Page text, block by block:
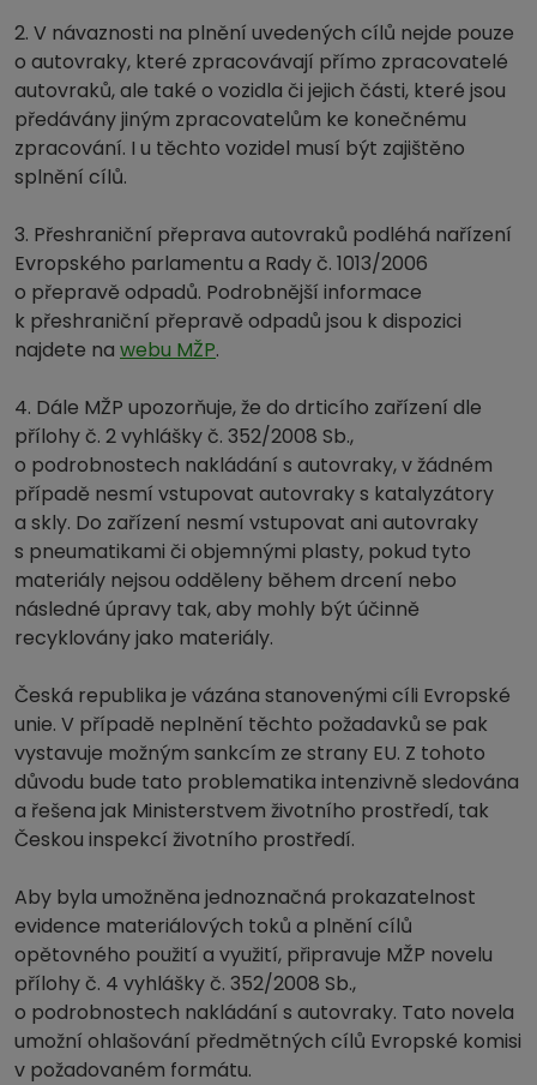
2. V návaznosti na plnění uvedených cílů nejde pouze
o autovraky, které zpracovávají přímo zpracovatelé
autovraků, ale také o vozidla či jejich části, které jsou
předávány jiným zpracovatelům ke konečnému
zpracování. I u těchto vozidel musí být zajištěno
splnění cílů.
3. Přeshraniční přeprava autovraků podléhá nařízení
Evropského parlamentu a Rady č. 1013/2006
o přepravě odpadů. Podrobnější informace
k přeshraniční přepravě odpadů jsou k dispozici
najdete na webu MŽP.
4. Dále MŽP upozorňuje, že do drticího zařízení dle
přílohy č. 2 vyhlášky č. 352/2008 Sb.,
o podrobnostech nakládání s autovraky, v žádném
případě nesmí vstupovat autovraky s katalyzátory
a skly. Do zařízení nesmí vstupovat ani autovraky
s pneumatikami či objemnými plasty, pokud tyto
materiály nejsou odděleny během drcení nebo
následné úpravy tak, aby mohly být účinně
recyklovány jako materiály.
Česká republika je vázána stanovenými cíli Evropské
unie. V případě neplnění těchto požadavků se pak
vystavuje možným sankcím ze strany EU. Z tohoto
důvodu bude tato problematika intenzivně sledována
a řešena jak Ministerstvem životního prostředí, tak
Českou inspekcí životního prostředí.
Aby byla umožněna jednoznačná prokazatelnost
evidence materiálových toků a plnění cílů
opětovného použití a využití, připravuje MŽP novelu
přílohy č. 4 vyhlášky č. 352/2008 Sb.,
o podrobnostech nakládání s autovraky. Tato novela
umožní ohlašování předmětných cílů Evropské komisi
v požadovaném formátu.